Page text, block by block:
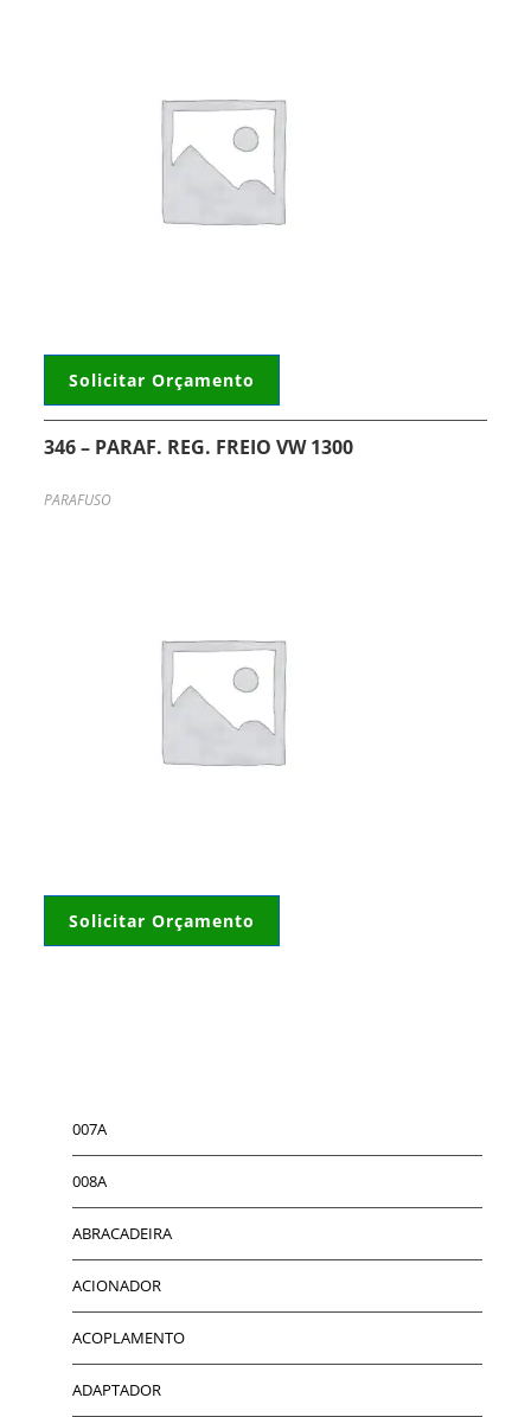
Solicitar Orçamento
346 – PARAF. REG. FREIO VW 1300
PARAFUSO
Solicitar Orçamento
007A
008A
ABRACADEIRA
ACIONADOR
ACOPLAMENTO
ADAPTADOR